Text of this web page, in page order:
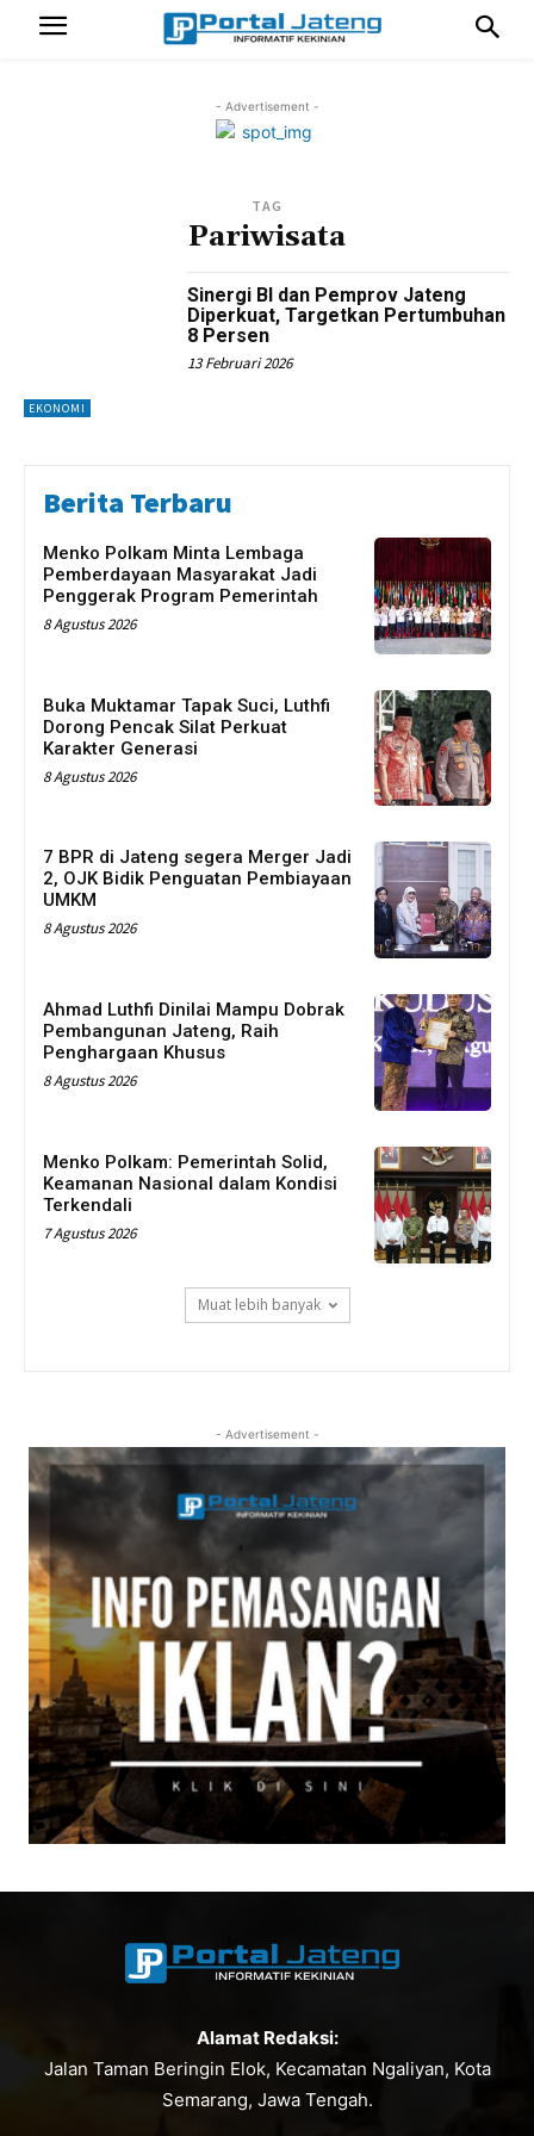
- Advertisement -
TAG
Pariwisata
EKONOMI
Sinergi BI dan Pemprov Jateng
Diperkuat, Targetkan Pertumbuhan
8 Persen
13 Februari 2026
Berita Terbaru
Menko Polkam Minta Lembaga
Pemberdayaan Masyarakat Jadi
Penggerak Program Pemerintah
8 Agustus 2026
Buka Muktamar Tapak Suci, Luthfi
Dorong Pencak Silat Perkuat
Karakter Generasi
8 Agustus 2026
7 BPR di Jateng segera Merger Jadi
2, OJK Bidik Penguatan Pembiayaan
UMKM
8 Agustus 2026
Ahmad Luthfi Dinilai Mampu Dobrak
Pembangunan Jateng, Raih
Penghargaan Khusus
8 Agustus 2026
Menko Polkam: Pemerintah Solid,
Keamanan Nasional dalam Kondisi
Terkendali
7 Agustus 2026
Muat lebih banyak
- Advertisement -
Alamat Redaksi:
Jalan Taman Beringin Elok, Kecamatan Ngaliyan, Kota
Semarang, Jawa Tengah.